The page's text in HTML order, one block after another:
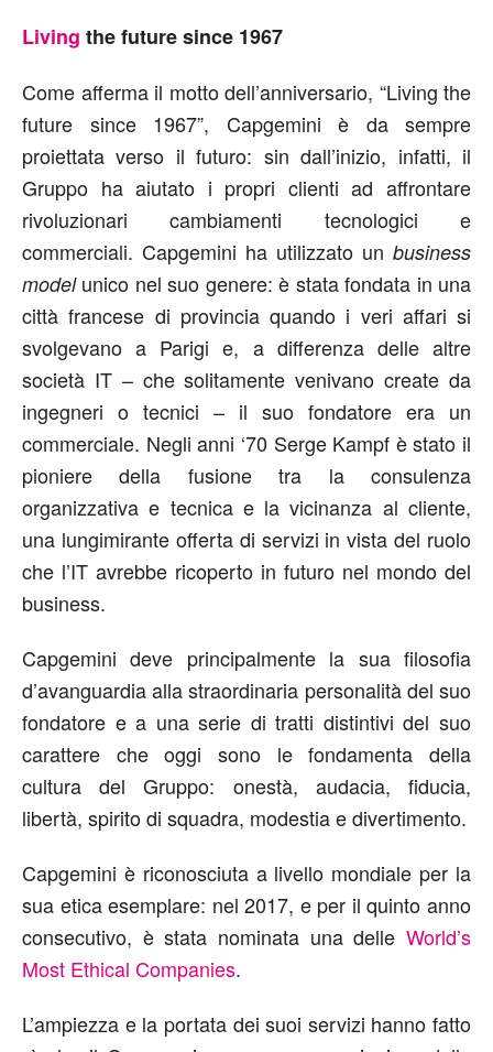
Living the future since 1967
Come afferma il motto dell’anniversario, “Living the
future since 1967”, Capgemini è da sempre
proiettata verso il futuro: sin dall’inizio, infatti, il
Gruppo ha aiutato i propri clienti ad affrontare
rivoluzionari cambiamenti tecnologici e
commerciali. Capgemini ha utilizzato un business
modelunico nel suo genere: è stata fondata in una
città francese di provincia quando i veri affari si
svolgevano a Parigi e, a differenza delle altre
società IT – che solitamente venivano create da
ingegneri o tecnici – il suo fondatore era un
commerciale. Negli anni ‘70 Serge Kampf è stato il
pioniere della fusione tra la consulenza
organizzativa e tecnica e la vicinanza al cliente,
una lungimirante offerta di servizi in vista del ruolo
che l’IT avrebbe ricoperto in futuro nel mondo del
business.
Capgemini deve principalmente la sua filosofia
d’avanguardia alla straordinaria personalità del suo
fondatore e a una serie di tratti distintivi del suo
carattere che oggi sono le fondamenta della
cultura del Gruppo: onestà, audacia, fiducia,
libertà, spirito di squadra, modestia e divertimento.
Capgemini è riconosciuta a livello mondiale per la
sua etica esemplare: nel 2017, e per il quinto anno
consecutivo, è stata nominata una delle World’s
Most Ethical Companies.
L’ampiezza e la portata dei suoi servizi hanno fatto